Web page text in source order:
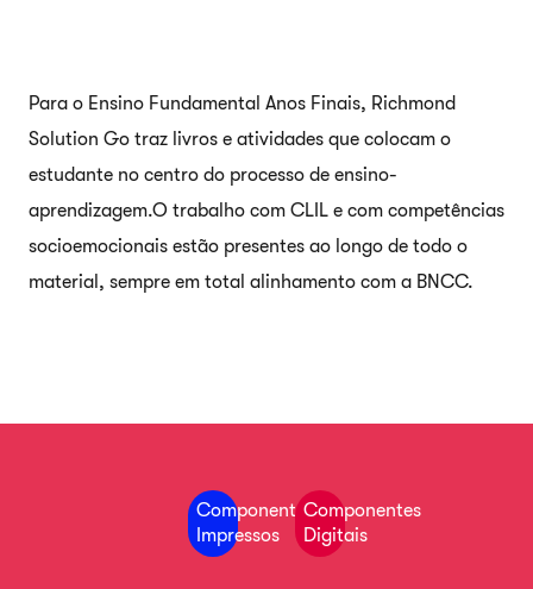
Para o Ensino Fundamental Anos Finais, Richmond
Solution Go traz livros e atividades que colocam o
estudante no centro do processo de ensino-
aprendizagem.​O trabalho com CLIL e com competências
socioemocionais estão presentes ao longo de todo o
material, sempre em total alinhamento com a BNCC.
Componentes
Impressos
Componentes
Digitais